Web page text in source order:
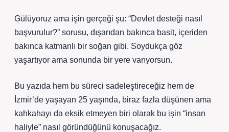
Gülüyoruz ama işin gerçeği şu: “Devlet desteği nasıl
başvurulur?” sorusu, dışarıdan bakınca basit, içeriden
bakınca katmanlı bir soğan gibi. Soydukça göz
yaşartıyor ama sonunda bir yere varıyorsun.
Bu yazıda hem bu süreci sadeleştireceğiz hem de
İzmir’de yaşayan 25 yaşında, biraz fazla düşünen ama
kahkahayı da eksik etmeyen biri olarak bu işin “insan
haliyle” nasıl göründüğünü konuşacağız.